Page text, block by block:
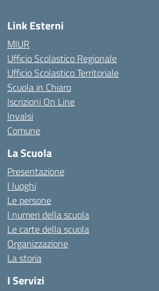
Link Esterni
MIUR
Ufficio Scolastico Regionale
Ufficio Scolastico Territoriale
Scuola in Chiaro
Iscrizioni On Line
Invalsi
Comune
La Scuola
Presentazione
I luoghi
Le persone
I numeri della scuola
Le carte della scuola
Organizzazione
La storia
I Servizi